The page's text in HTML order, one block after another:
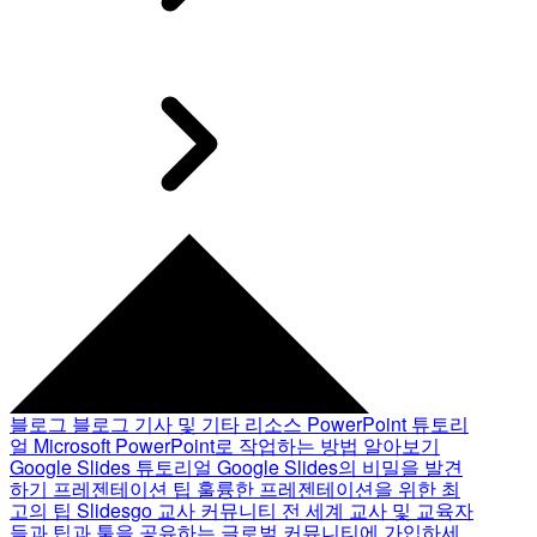
블로그 블로그 기사 및 기타 리소스 PowerPoint 튜토리
얼 Microsoft PowerPoint로 작업하는 방법 알아보기
Google Slides 튜토리얼 Google Slides의 비밀을 발견
하기 프레젠테이션 팁 훌륭한 프레젠테이션을 위한 최
고의 팁 Slidesgo 교사 커뮤니티 전 세계 교사 및 교육자